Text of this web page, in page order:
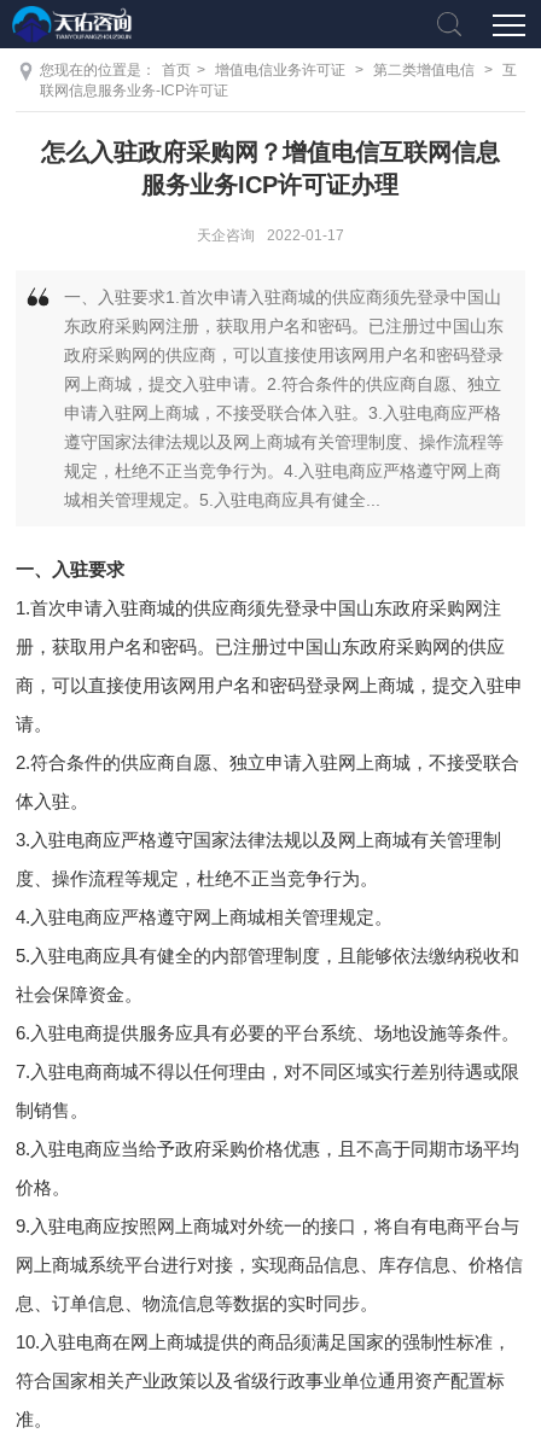
您现在的位置是： 首页 > 增值电信业务许可证 > 第二类增值电信 >
互
联网信息服务业务-ICP许可证
怎么入驻政府采购网？增值电信互联网信息
服务业务ICP许可证办理
天企咨询 2022-01-17
一、入驻要求1.首次申请入驻商城的供应商须先登录中国山
东政府采购网注册，获取用户名和密码。已注册过中国山东
政府采购网的供应商，可以直接使用该网用户名和密码登录
网上商城，提交入驻申请。2.符合条件的供应商自愿、独立
申请入驻网上商城，不接受联合体入驻。3.入驻电商应严格
遵守国家法律法规以及网上商城有关管理制度、操作流程等
规定，杜绝不正当竞争行为。4.入驻电商应严格遵守网上商
城相关管理规定。5.入驻电商应具有健全...
一、入驻要求
1.首次申请入驻商城的供应商须先登录中国山东政府采购网注
册，获取用户名和密码。已注册过中国山东政府采购网的供应
商，可以直接使用该网用户名和密码登录网上商城，提交入驻申
请。
2.符合条件的供应商自愿、独立申请入驻网上商城，不接受联合
体入驻。
3.入驻电商应严格遵守国家法律法规以及网上商城有关管理制
度、操作流程等规定，杜绝不正当竞争行为。
4.入驻电商应严格遵守网上商城相关管理规定。
5.入驻电商应具有健全的内部管理制度，且能够依法缴纳税收和
社会保障资金。
6.入驻电商提供服务应具有必要的平台系统、场地设施等条件。
7.入驻电商商城不得以任何理由，对不同区域实行差别待遇或限
制销售。
8.入驻电商应当给予政府采购价格优惠，且不高于同期市场平均
价格。
9.入驻电商应按照网上商城对外统一的接口，将自有电商平台与
网上商城系统平台进行对接，实现商品信息、库存信息、价格信
息、订单信息、物流信息等数据的实时同步。
10.入驻电商在网上商城提供的商品须满足国家的强制性标准，
符合国家相关产业政策以及省级行政事业单位通用资产配置标
准。